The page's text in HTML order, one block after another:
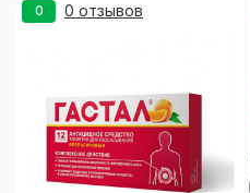
0 0 отзывов